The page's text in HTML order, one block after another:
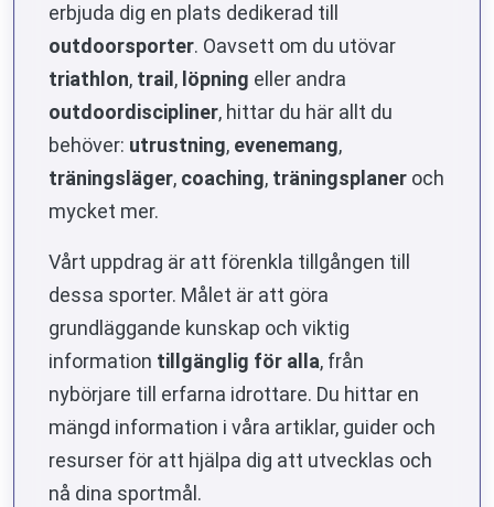
erbjuda dig en plats dedikerad till
outdoorsporter. Oavsett om du utövar
triathlon, trail , löpning eller andra
outdoordiscipliner, hittar du här allt du
behöver: utrustning, evenemang,
träningsläger, coaching, träningsplaner och
mycket mer.
Vårt uppdrag är att förenkla tillgången till
dessa sporter. Målet är att göra
grundläggande kunskap och viktig
information tillgänglig för alla, från
nybörjare till erfarna idrottare. Du hittar en
mängd information i våra artiklar, guider och
resurser för att hjälpa dig att utvecklas och
nå dina sportmål.